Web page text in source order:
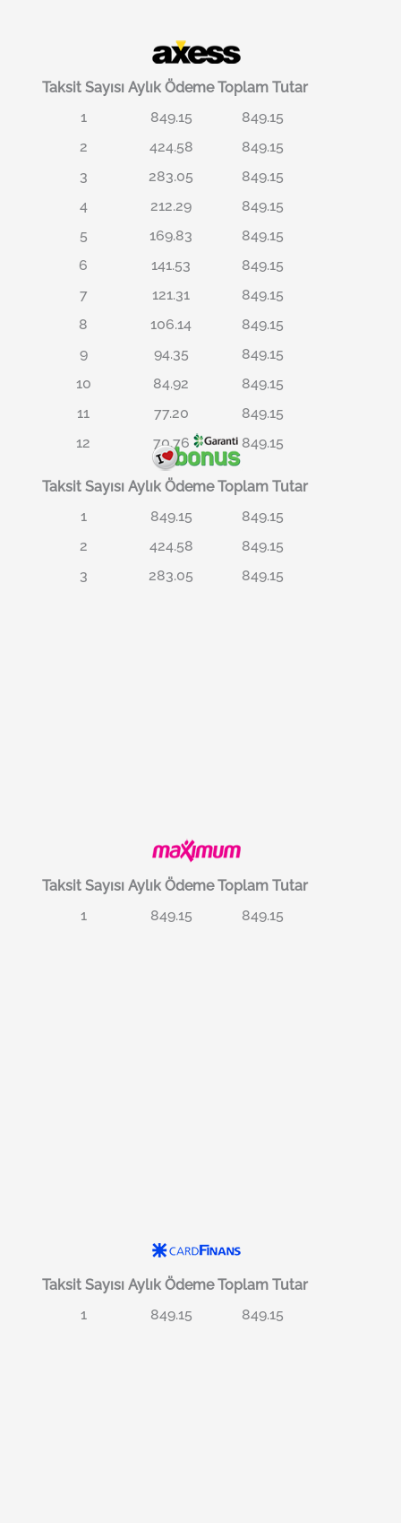
Taksit Sayısı Aylık Ödeme Toplam Tutar
1
849.15
849.15
2
424.58
849.15
3
283.05
849.15
4
212.29
849.15
5
169.83
849.15
6
141.53
849.15
7
121.31
849.15
8
106.14
849.15
9
94.35
849.15
10
84.92
849.15
11
77.20
849.15
12
70.76 849.15
Taksit Sayısı Aylık Ödeme Toplam Tutar
1
849.15
849.15
2
424.58
849.15
3
283.05 849.15
Taksit Sayısı Aylık Ödeme Toplam Tutar
1
849.15 849.15
Taksit Sayısı Aylık Ödeme Toplam Tutar
1
849.15 849.15